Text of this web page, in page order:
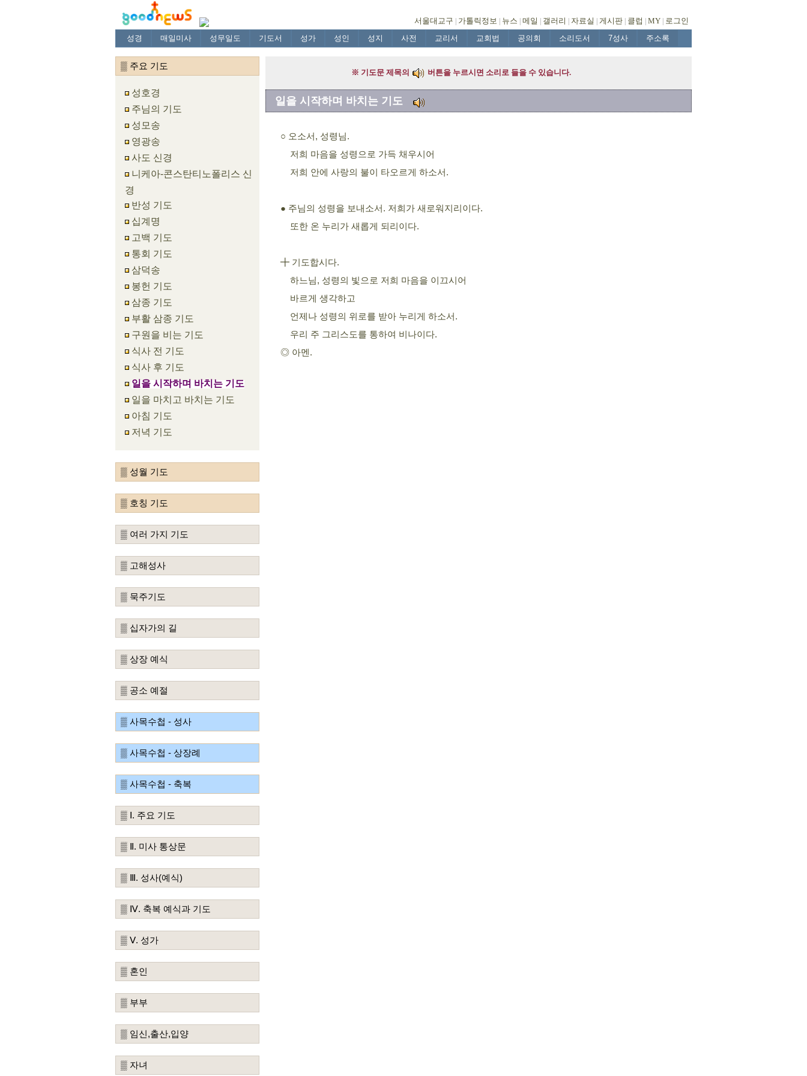
서울대교구 가톨릭정보 뉴스 메일 갤러리 자료실 게시판 클럽 MY 로그인
성경
매일미사 성무일도 기도서 성가 성인 성지 사전 교리서 교회법 공의회 소리도서 7성사 주소록
▒ 주요 기도
성호경
주님의 기도
성모송
영광송
사도 신경
니케아-콘스탄티노폴리스 신
경
반성 기도
십계명
고백 기도
통회 기도
삼덕송
봉헌 기도
삼종 기도
부활 삼종 기도
구원을 비는 기도
식사 전 기도
식사 후 기도
일을 시작하며 바치는 기도
일을 마치고 바치는 기도
아침 기도
저녁 기도
▒ 성월 기도
▒ 호칭 기도
▒ 여러 가지 기도
▒ 고해성사
▒ 묵주기도
▒ 십자가의 길
▒ 상장 예식
▒ 공소 예절
▒ 사목수첩 - 성사
▒ 사목수첩 - 상장례
▒ 사목수첩 - 축복
▒ Ⅰ. 주요 기도
▒ Ⅱ. 미사 통상문
▒ Ⅲ. 성사(예식)
▒ Ⅳ. 축복 예식과 기도
▒ Ⅴ. 성가
▒ 혼인
▒ 부부
▒ 임신,출산,입양
▒ 자녀
일을 시작하며 바치는 기도
○ 오소서, 성령님.
저희 마음을 성령으로 가득 채우시어
저희 안에 사랑의 불이 타오르게 하소서.
● 주님의 성령을 보내소서. 저희가 새로워지리이다.
또한 온 누리가 새롭게 되리이다.
╋ 기도합시다.
하느님, 성령의 빛으로 저희 마음을 이끄시어
바르게 생각하고
언제나 성령의 위로를 받아 누리게 하소서.
우리 주 그리스도를 통하여 비나이다.
◎ 아멘.